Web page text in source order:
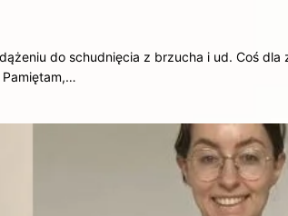
do schudnięcia z brzucha i ud. Coś dla